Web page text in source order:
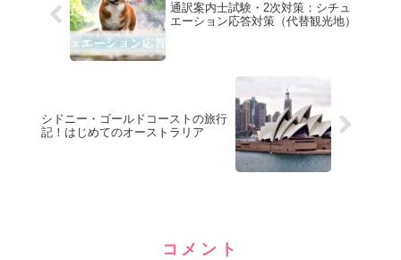
通訳案内士試験・2次対策：シチュ
エーション応答対策（代替観光地）
シドニー・ゴールドコーストの旅行
記！はじめてのオーストラリア
コメント